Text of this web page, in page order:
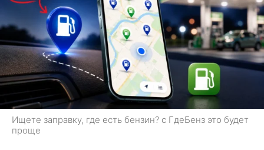
Ищете заправку, где есть бензин? с ГдеБенз это будет
проще